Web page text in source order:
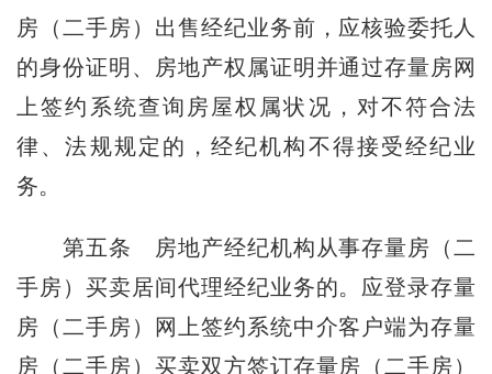
房（二手房）出售经纪业务前，应核验委托人
的身份证明、房地产权属证明并通过存量房网
上签约系统查询房屋权属状况，对不符合法
律、法规规定的，经纪机构不得接受经纪业
务。
第五条 房地产经纪机构从事存量房（二
手房）买卖居间代理经纪业务的。应登录存量
房（二手房）网上签约系统中介客户端为存量
房（二手房）买卖双方签订存量房（二手房）